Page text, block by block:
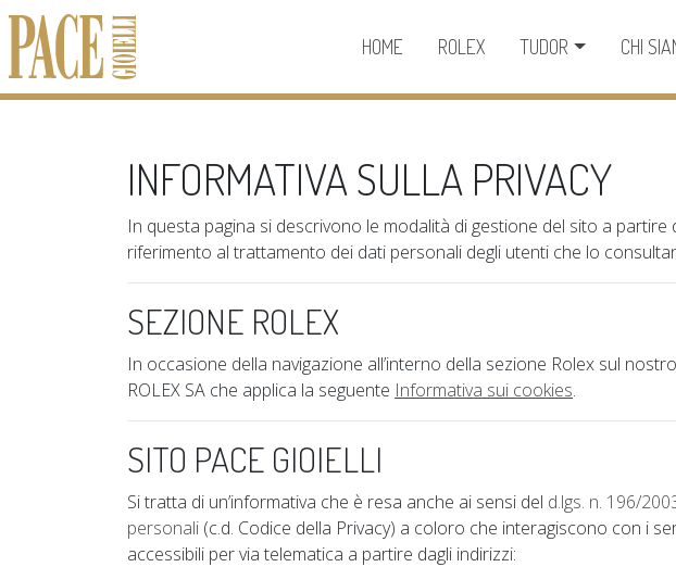
HOME ROLEX TUDOR CHI
INFORMATIVA SULLA PRIVACY
In questa pagina si descrivono le modalità di gestione del sito a partire
riferimento al trattamento dei dati personali degli utenti che lo
SEZIONE ROLEX
In occasione della navigazione all’interno della sezione Rolex sul
ROLEX SA che applica la seguente Informativa sui cookies.
SITO PACE GIOIELLI
Si tratta di un’informativa che è resa anche ai sensi del d.lgs. n. 196/
personali (c.d. Codice della Privacy) a coloro che interagiscono con i
accessibili per via telematica a partire dagli indirizzi: